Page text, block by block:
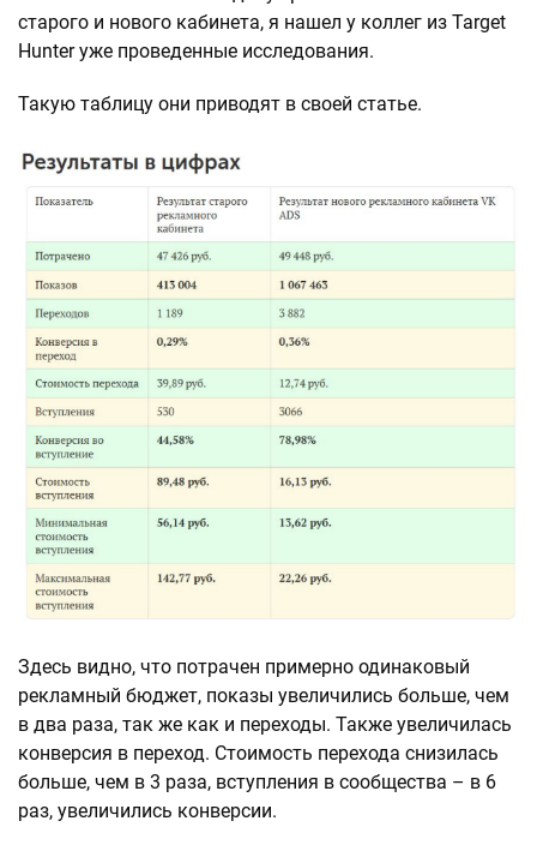
старого и нового кабинета, я нашел у коллег из Target
Hunter уже проведенные исследования.
Такую таблицу они приводят в своей статье.
Здесь видно, что потрачен примерно одинаковый
рекламный бюджет, показы увеличились больше, чем
в два раза, так же как и переходы. Также увеличилась
конверсия в переход. Стоимость перехода снизилась
больше, чем в 3 раза, вступления в сообщества – в 6
раз, увеличились конверсии.